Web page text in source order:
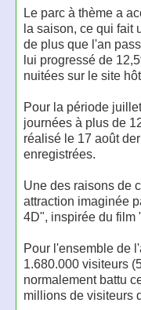
Le parc à thème a
la saison, ce qui fait
de plus que l'an
lui progressé de
nuitées sur le site
Pour la période
journées à plus de
réalisé le 17 août
enregistrées.
Une des raisons de
attraction imaginée
4D", inspirée du film
Pour l'ensemble de
1.680.000 visiteurs
normalement battu
millions de visiteurs